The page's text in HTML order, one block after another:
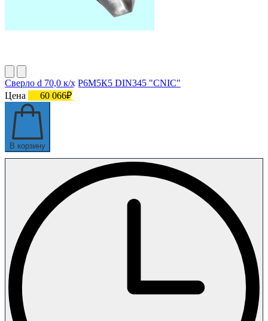
Сверло d 70,0 к/х Р6М5К5 DIN345 "CNIC"
Цена
60 066₽
В корзину